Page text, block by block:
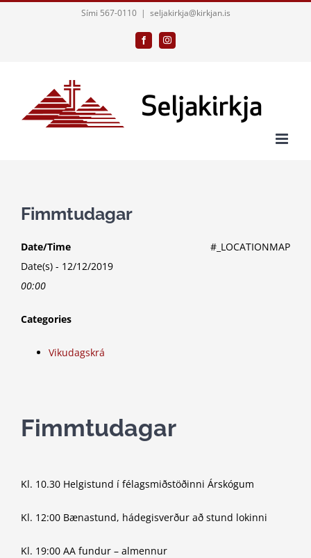
Sími 567-0110 | seljakirkja@kirkjan.is
FacebookInstagram
Fimmtudagar
#_LOCATIONMAP
Date/Time
Date(s) - 12/12/2019
00:00
Categories
Vikudagskrá
Fimmtudagar
Kl. 10.30 Helgistund í félagsmiðstöðinni Árskógum
Kl. 12:00 Bænastund, hádegisverður að stund lokinni
Kl. 19:00 AA fundur – almennur